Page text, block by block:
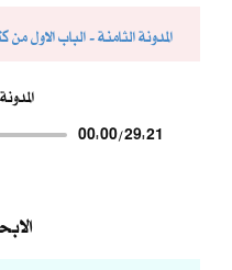
المدونة الثامنة - الباب الاول من
00:00/29:21